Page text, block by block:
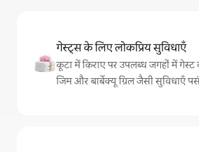
गेस्ट्स के लिए लोकप्रिय सुविधाएँ
कूटा में किराए पर उपलब्ध जगहों में
जिम और बार्बेक्यू ग्रिल जैसी सुविधाएँ